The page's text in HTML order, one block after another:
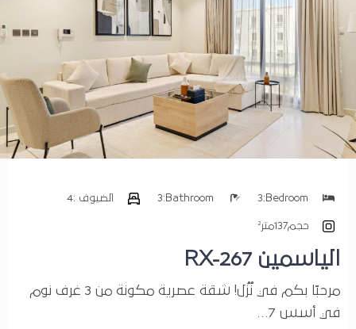
الياسمين RX-267
مرحبًا بكم في نُزُل! شقة عصرية مكونة من 3 غرف نوم
في أسس 7…
Bedroom:
3
Bathroom:
3 الضيوف :4
حجم137متر²